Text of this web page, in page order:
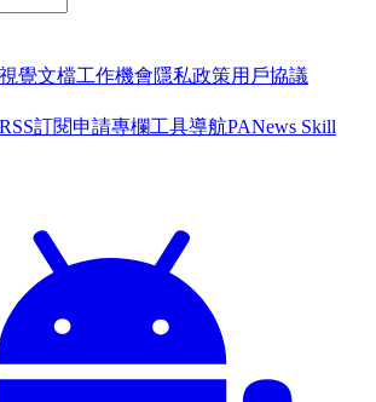
視覺文檔工作機會隱私政策用戶協議
RSS訂閱申請專欄工具導航PANews Skill